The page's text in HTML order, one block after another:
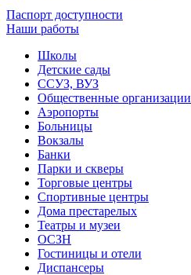
Паспорт доступности
Наши работы
Школы
Детские сады
ССУЗ, ВУЗ
Общественные организации
Аэропорты
Больницы
Вокзалы
Банки
Парки и скверы
Торговые центры
Спортивные центры
Дома престарелых
Театры и музеи
ОСЗН
Гостиницы и отели
Диспансеры